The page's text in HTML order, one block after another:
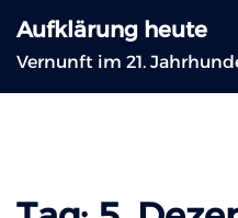
Inhalt
springen
Aufklärung heute
Vernunft im 21.